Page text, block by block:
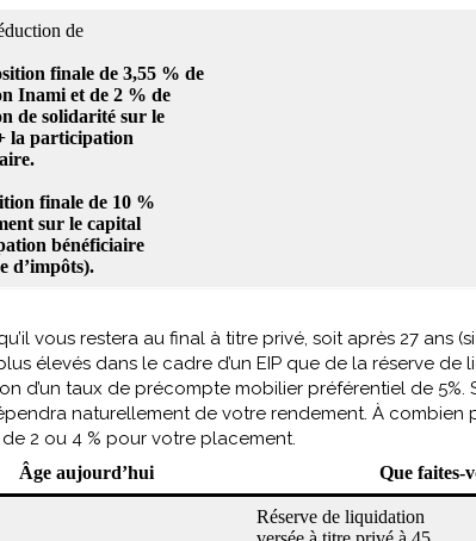
de
finale de 3,55 % de
Inami et de 2 % de
de solidarité sur le
la participation
finale de 10 %
sur le capital
bénéficiaire
d’impôts).
vous restera au final à titre privé, soit après 27 ans
élevés dans le cadre d’un EIP que de la réserve
d’un taux de précompte mobilier préférentiel de
naturellement de votre rendement. À combien
2 ou 4 % pour votre placement.
Âge aujourd’hui Que faites-
Réserve de liquidation